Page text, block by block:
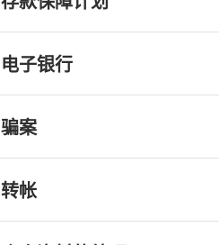
电子银行
骗案
转帐